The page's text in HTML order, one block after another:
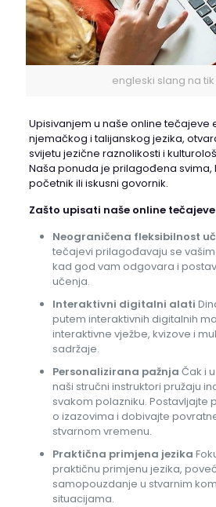
engleski slang na
Upisivanjem u naše online tečajeve
njemačkog i talijanskog jezika,
svijetu jezične raznolikosti i
Naša ponuda je prilagođena svima,
početnik ili iskusni govornik.
Zašto upisati naše online tečajeve
Neograničena fleksibilnost
tečajevi prilagođavaju se
kad god vam odgovara i
učenja.
Interaktivni digitalni alati
putem interaktivnih digitalnih
interaktivne vježbe, kvizove i
sadržaje.
Personalizirana pažnja Čak i
naši stručni instruktori pružaju
svakom polazniku. Postavljajte
o izazovima i dobivajte
stvarnom vremenu.
Praktična primjena jezika
praktičnu primjenu jezika,
samopouzdanje u stvarnim
situacijama.